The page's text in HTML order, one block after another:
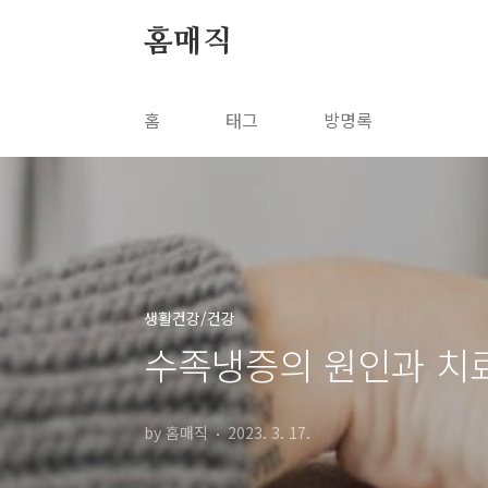
홈매직
홈 태그 방명록
생활건강/건강
수족냉증의 원인과 치
by 홈매직 2023. 3. 17.